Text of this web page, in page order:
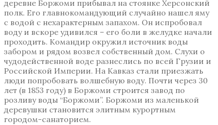
деревне Боржоми прибывал на стоянке Херсонский
полк. Его главнокомандующий случайно нашел яму
с водой с нехарактерным запахом. Он испробовал
воду и вскоре удивился – его боли в желудке начали
проходить. Командир окружил источник воды
забором и рядом возвел собственный дом. Слухи о
чудодейственной воде разнеслись по всей Грузии и
Российской Империи. На Кавказ стали приезжать
люди попробовать волшебную воду. Почти через 30
лет (в 1853 году) в Боржоми строится завод по
розливу воды “Боржоми”. Боржоми из маленькой
деревушки становится элитным курортным
городом-санаторием.